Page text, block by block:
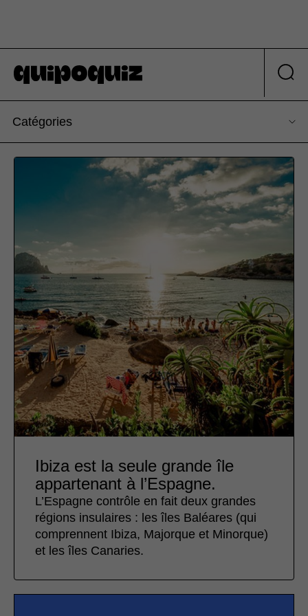
Catégories
Ibiza est la seule grande île
appartenant à l’Espagne.
L’Espagne contrôle en fait deux grandes
régions insulaires : les îles Baléares (qui
comprennent Ibiza, Majorque et Minorque)
et les îles Canaries.